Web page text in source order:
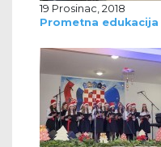
19 Prosinac, 2018
Prometna edukacija